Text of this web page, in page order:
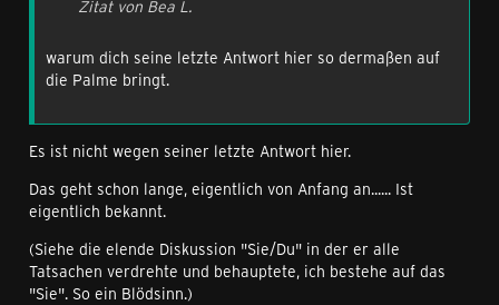
Zitat von Bea L.
warum dich seine letzte Antwort hier so dermaßen auf
die Palme bringt.
Es ist nicht wegen seiner letzte Antwort hier.
Das geht schon lange, eigentlich von Anfang an...... Ist
eigentlich bekannt.
(Siehe die elende Diskussion "Sie/Du" in der er alle
Tatsachen verdrehte und behauptete, ich bestehe auf das
"Sie". So ein Blödsinn.)